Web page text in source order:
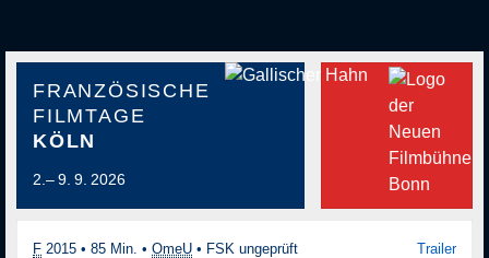
FRANZÖSISCHE
FILMTAGE
KÖLN
2.– 9. 9. 2026
F 2015 • 85 Min. • OmeU • FSK ungeprüft Trailer